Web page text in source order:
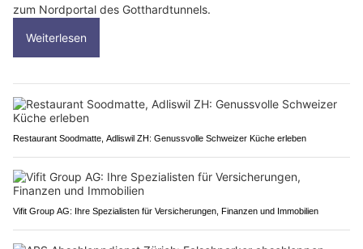
zum Nordportal des Gotthardtunnels.
Weiterlesen
Restaurant Soodmatte, Adliswil ZH: Genussvolle Schweizer Küche erleben
Vifit Group AG: Ihre Spezialisten für Versicherungen, Finanzen und Immobilien